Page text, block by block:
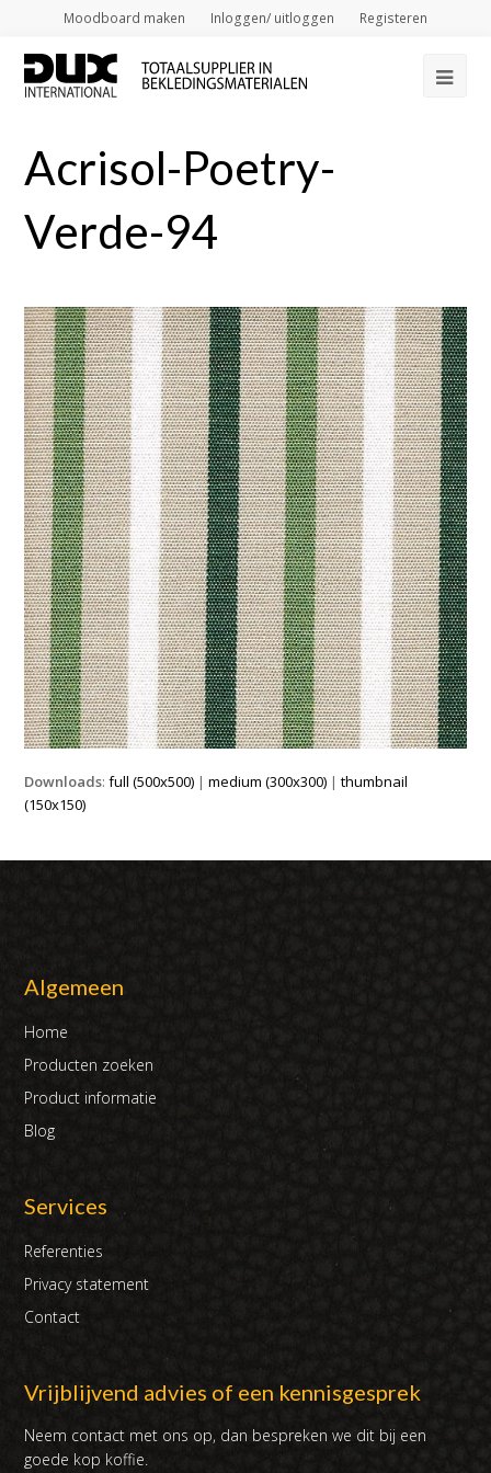
Moodboard maken Inloggen/ uitloggen Registeren
Acrisol-Poetry-
Verde-94
Downloads:full (500x500) |medium (300x300) |thumbnail
(150x150)
Algemeen
Home
Producten zoeken
Product informatie
Blog
Services
Referenties
Privacy statement
Contact
Vrijblijvend advies of een kennisgesprek
Neem contact met ons op, dan bespreken we dit bij een
goede kop koffie.